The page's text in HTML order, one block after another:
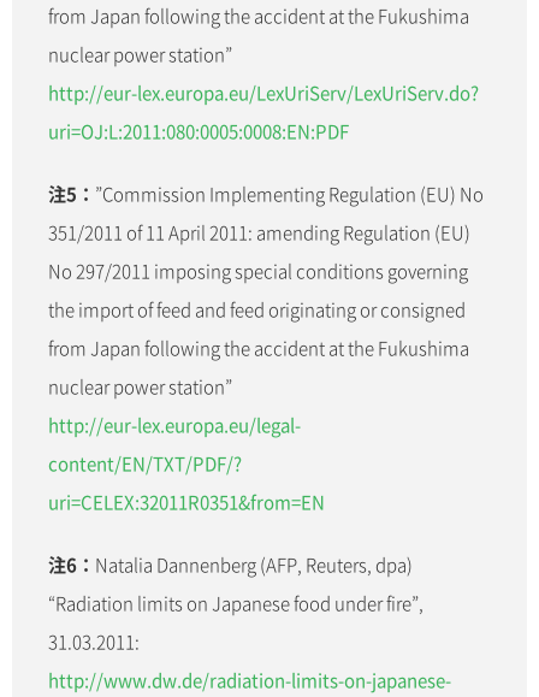
from Japan following the accident at the Fukushima
nuclear power station”
http://eur-lex.europa.eu/LexUriServ/LexUriServ.do?
uri=OJ:L:2011:080:0005:0008:EN:PDF
注5： ”Commission Implementing Regulation (EU) No
351/2011 of 11 April 2011: amending Regulation (EU)
No 297/2011 imposing special conditions governing
the import of feed and feed originating or consigned
from Japan following the accident at the Fukushima
nuclear power station”
http://eur-lex.europa.eu/legal-
content/EN/TXT/PDF/?
uri=CELEX:32011R0351&from=EN
注6： Natalia Dannenberg (AFP, Reuters, dpa)
“Radiation limits on Japanese food under fire”,
31.03.2011:
http://www.dw.de/radiation-limits-on-japanese-